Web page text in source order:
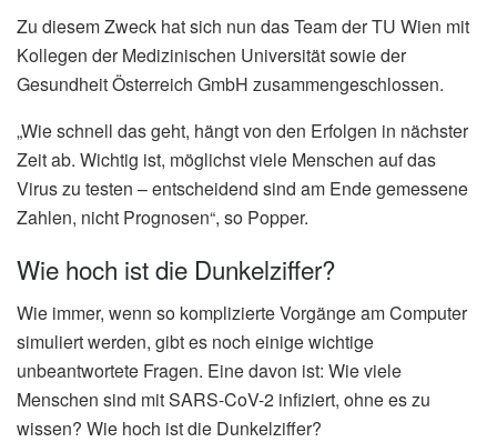
Zu diesem Zweck hat sich nun das Team der TU Wien mit
Kollegen der Medizinischen Universität sowie der
Gesundheit Österreich GmbH zusammengeschlossen.
„Wie schnell das geht, hängt von den Erfolgen in nächster
Zeit ab. Wichtig ist, möglichst viele Menschen auf das
Virus zu testen – entscheidend sind am Ende gemessene
Zahlen, nicht Prognosen“, so Popper.
Wie hoch ist die Dunkelziffer?
Wie immer, wenn so komplizierte Vorgänge am Computer
simuliert werden, gibt es noch einige wichtige
unbeantwortete Fragen. Eine davon ist: Wie viele
Menschen sind mit SARS-CoV-2 infiziert, ohne es zu
wissen? Wie hoch ist die Dunkelziffer?